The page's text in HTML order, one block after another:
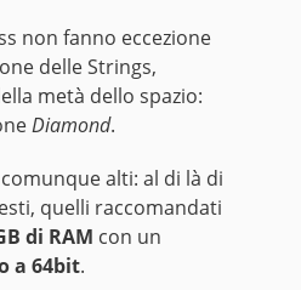
non fanno eccezione
delle Strings,
metà dello spazio:
Diamond.
alti: al di là di
quelli raccomandati
di RAM con un
a 64bit.